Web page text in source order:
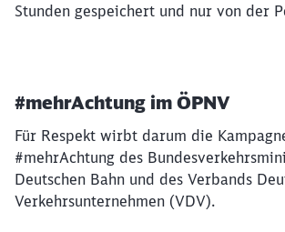
Stunden gespeichert und nur von der
#mehrAchtung im ÖPNV
Für Respekt wirbt darum die
#mehrAchtung des
Deutschen Bahn und des Verbands
Verkehrsunternehmen (VDV).